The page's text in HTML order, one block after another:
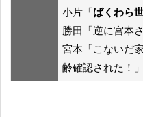
小片「ばくわら
勝田「逆に宮本
宮本「こないだ
齢確認された！」